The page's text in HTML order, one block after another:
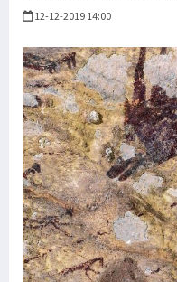
12-12-2019 14:00